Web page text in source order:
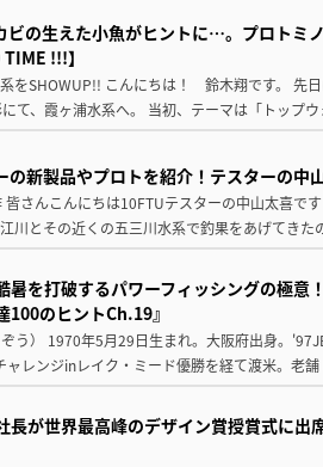
ビの生えた小魚がヒントに…。プロトミ
!!!】
をSHOWUP!! こんにちは！ 鈴木翔です。 先
にて、霞ヶ浦水系へ。 当初、テーマは「トップ
の新製品やプロトを紹介！テスターの中
さんこんにちは10FTUテスターの中山太喜で
川とその近くの五三川水系で釣果をあげてき
暑を打破するパワーフィッシングの極意
のヒントCh.19』
う） 1970年5月29日生まれ。大阪府出身。
ャレンジinレイク・ミード優勝を経て渡米。老
長が世界最高峰のデザイン賞授賞式に出